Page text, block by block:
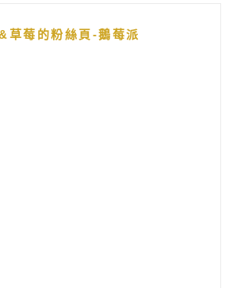
草莓的粉絲頁-鵝莓派